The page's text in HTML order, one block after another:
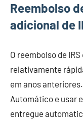
Reembolso
adicional de
O reembolso de
relativamente
em anos
Automático e usar
entregue